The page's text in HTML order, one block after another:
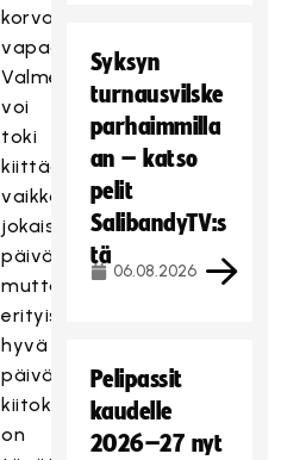
korvausta
vapaaehtoispohjalta.
Valmentajia
voi
toki
kiittää
vaikka
jokaisena
päivänä,
mutta
erityisen
hyvä
päivä
kiitoksille
on
Syksyn
turnausvilske
parhaimmilla
an – katso
pelit
SalibandyTV:s
tä
06.08.2026
Pelipassit
kaudelle
2026–27 nyt